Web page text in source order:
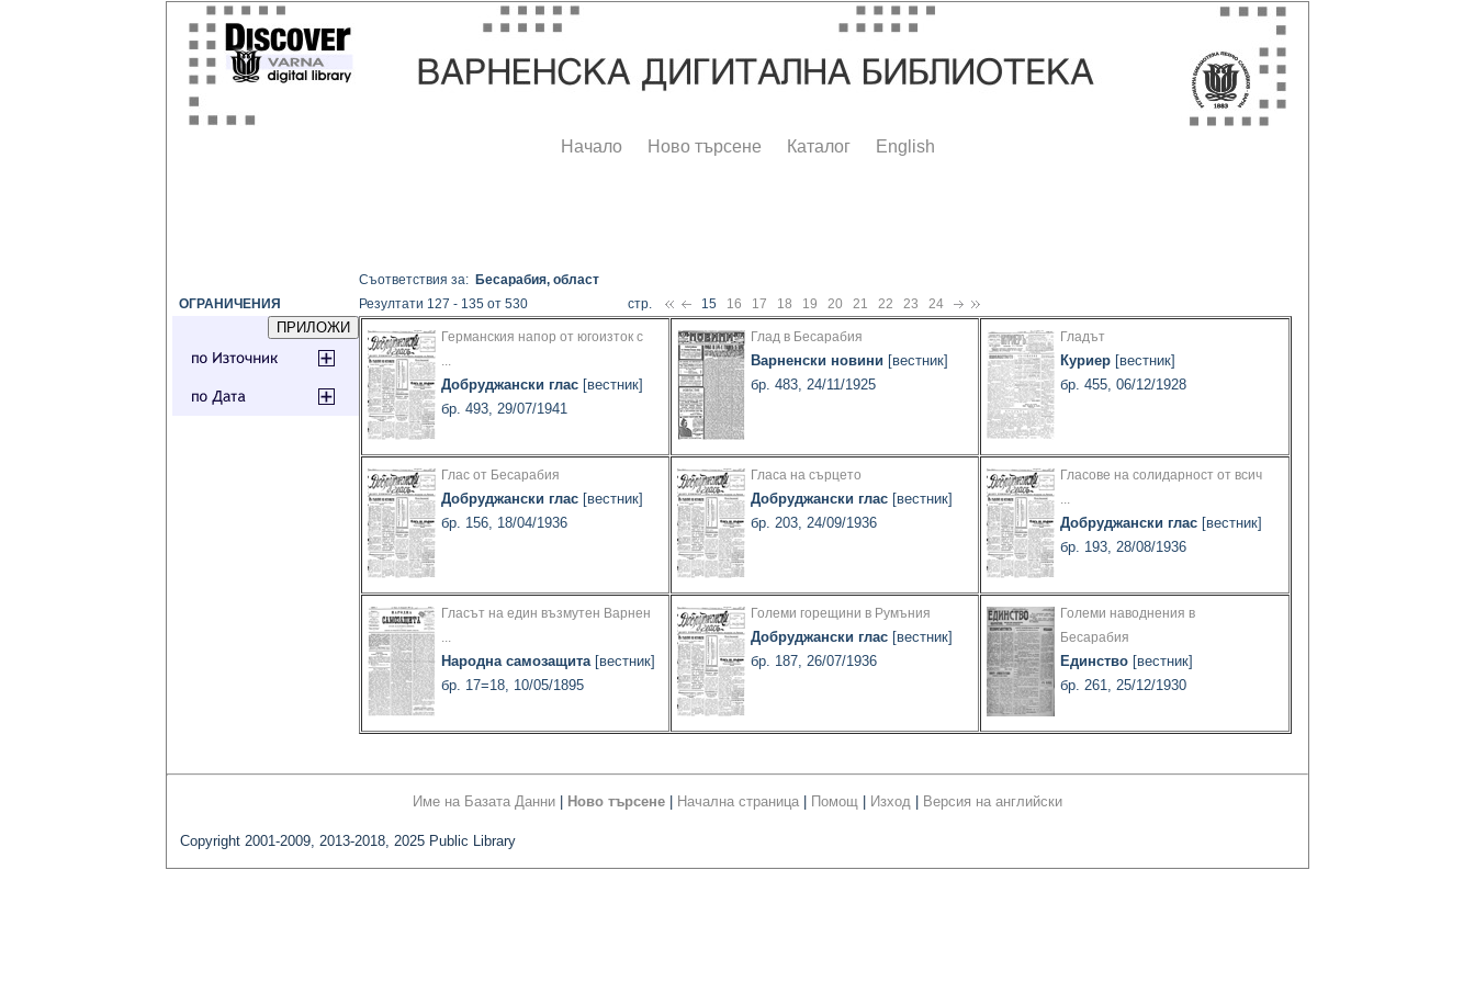
Начало Ново търсене Каталог English
ОГРАНИЧЕНИЯ
Съответствия за: Бесарабия, област
Резултати 127 - 135 от 530
стр. 15 16 17 18 19 20 21 22 23 24
Германския напор от югоизток с
...
Добруджански глас [вестник]
бр. 493, 29/07/1941
Глад в Бесарабия
Варненски новини [вестник]
бр. 483, 24/11/1925
Гладът
Куриер [вестник]
бр. 455, 06/12/1928
Глас от Бесарабия
Добруджански глас [вестник]
бр. 156, 18/04/1936
Гласа на сърцето
Добруджански глас [вестник]
бр. 203, 24/09/1936
Гласове на солидарност от всич
...
Добруджански глас [вестник]
бр. 193, 28/08/1936
Гласът на един възмутен Варнен
...
Народна самозащита[вестник]
бр. 17=18, 10/05/1895
Големи горещини в Румъния
Добруджански глас [вестник]
бр. 187, 26/07/1936
Големи наводнения в
Бесарабия
Единство [вестник]
бр. 261, 25/12/1930
Име на Базата Данни Ново търсене Начална страница Помощ Изход Версия на английски
Copyright 2001-2009, 2013-2018, 2025 Public Library